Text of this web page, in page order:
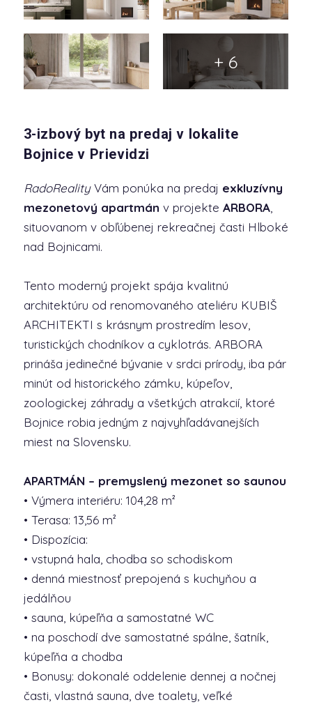
+ 6
3-izbový byt na predaj v lokalite
Bojnice v Prievidzi
RadoRealityVám ponúka na predaj exkluzívny
mezonetový apartmán v projekte ARBORA,
situovanom v obľúbenej rekreačnej časti Hlboké
nad Bojnicami.
Tento moderný projekt spája kvalitnú
architektúru od renomovaného ateliéru KUBIŠ
ARCHITEKTI s krásnym prostredím lesov,
turistických chodníkov a cyklotrás. ARBORA
prináša jedinečné bývanie v srdci prírody, iba pár
minút od historického zámku, kúpeľov,
zoologickej záhrady a všetkých atrakcií, ktoré
Bojnice robia jedným z najvyhľadávanejších
miest na Slovensku.
APARTMÁN – premyslený mezonet so saunou
• Výmera interiéru: 104,28 m²
• Terasa: 13,56 m²
• Dispozícia:
• vstupná hala, chodba so schodiskom
• denná miestnosť prepojená s kuchyňou a
jedálňou
• sauna, kúpeľňa a samostatné WC
• na poschodí dve samostatné spálne, šatník,
kúpeľňa a chodba
• Bonusy: dokonalé oddelenie dennej a nočnej
časti, vlastná sauna, dve toalety, veľké